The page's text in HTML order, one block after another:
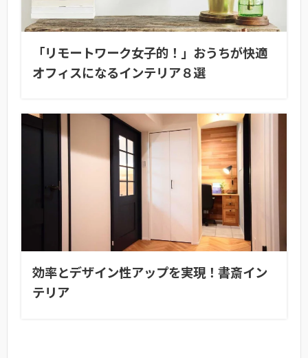
「リモートワーク女子的！」おうちが快適
オフィスになるインテリア８選
効率とデザイン性アップを実現！書斎イン
テリア